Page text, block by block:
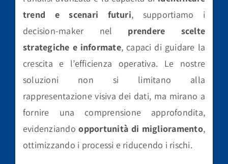
trend e scenari futuri, supportiamo i
decision-maker nel prendere scelte
strategiche e informate, capaci di guidare la
crescita e l’efficienza operativa. Le nostre
soluzioni non si limitano alla
rappresentazione visiva dei dati, ma mirano a
fornire una comprensione approfondita,
evidenziandoopportunità di miglioramento,
ottimizzando i processi e riducendo i rischi.